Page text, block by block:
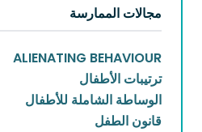
مجالات الممارسة
ALIENATING BEHAVIOUR
ترتيبات الأطفال
الوساطة الشاملة للأطفال
قانون الطفل